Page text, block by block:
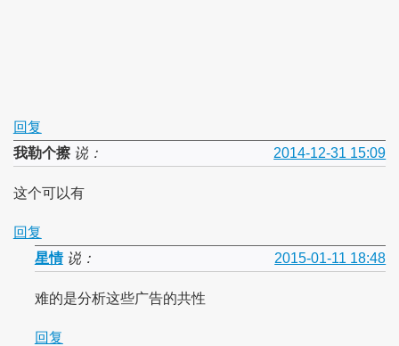
回复
我勒个擦说： 2014-12-31 15:09
这个可以有
回复
星情说： 2015-01-11 18:48
难的是分析这些广告的共性
回复